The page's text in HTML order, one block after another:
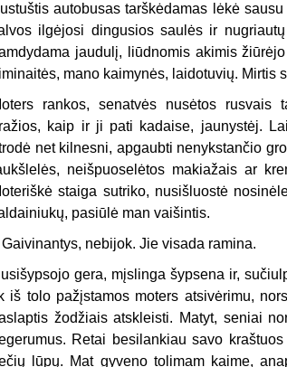
autobusas tarškėdamas lėkė
ilgėjosi dingusios saulės ir
jaudulį, liūdnomis akimis
mano kaimynės, laidotuvių. Mirtis
rankos, senatvės nusėtos rusvais
kaip ir ji pati kadaise, jaunystėj.
net kilnesni, apgaubti nenykstančio
neišpuoselėtos makiažais ar
staiga sutriko, nusišluostė
pasiūlė man vaišintis.
nebijok. Jie visada ramina.
gera, mįslinga šypsena ir,
iš tolo pažįstamos moters atsivėrimu,
žodžiais atskleisti. Matyt, seniai
Retai besilankiau savo
lūpų. Mat gyveno tolimam kaime,